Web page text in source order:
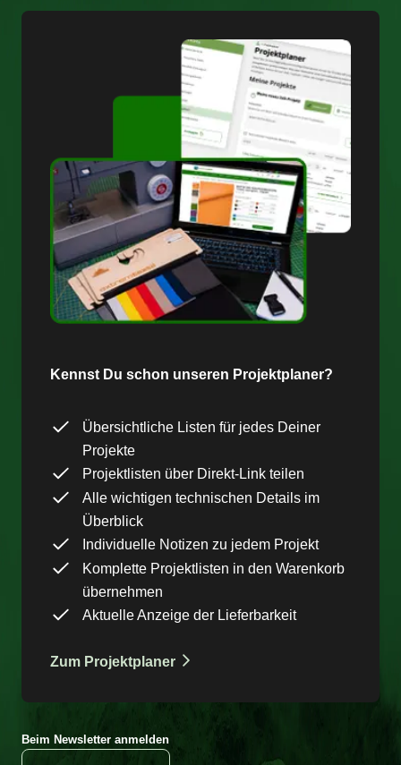
Kennst Du schon unseren Projektplaner?
Übersichtliche Listen für jedes Deiner
Projekte
Projektlisten über Direkt-Link teilen
Alle wichtigen technischen Details im
Überblick
Individuelle Notizen zu jedem Projekt
Komplette Projektlisten in den Warenkorb
übernehmen
Aktuelle Anzeige der Lieferbarkeit
Zum Projektplaner
Beim Newsletter anmelden